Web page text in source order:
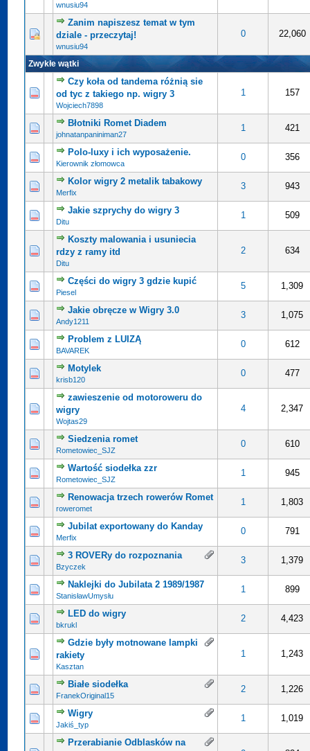
wnusiu94
Zanim napiszesz temat w tym
dziale - przeczytaj!
wnusiu94
0 22,060
3.67 na 5 gwiazdek
Zwykłe wątki
Czy koła od tandema różnią sie
od tyc z takiego np. wigry 3
Wojciech7898
1 157
5 gwiazdek
Błotniki Romet Diadem
johnatanpaniniman27
1 421
5 gwiazdek
Polo-luxy i ich wyposażenie.
Kierownik złomowca
0 356
5 gwiazdek
Kolor wigry 2 metalik tabakowy
Merfix
3 943
5 gwiazdek
Jakie szprychy do wigry 3
Ditu
1 509
5 gwiazdek
Koszty malowania i usuniecia
rdzy z ramy itd
Ditu
2 634
5 gwiazdek
Części do wigry 3 gdzie kupić
Piesel
5 1,309
5 gwiazdek
Jakie obręcze w Wigry 3.0
Andy1211
3 1,075
5 na 5 gwiazdek
Problem z LUIZĄ
BAVAREK
0 612
5 gwiazdek
Motylek
krisb120
0 477
5 gwiazdek
zawieszenie od motoroweru do
wigry
Wojtas29
4 2,347
5 gwiazdek
Siedzenia romet
Rometowiec_SJZ
0 610
5 gwiazdek
Wartość siodełka zzr
Rometowiec_SJZ
1 945
5 gwiazdek
Renowacja trzech rowerów Romet
roweromet
1 1,803
5 gwiazdek
Jubilat exportowany do Kanday
Merfix
0 791
5 gwiazdek
3 ROVERy do rozpoznania
Bzyczek
3 1,379
5 gwiazdek
Naklejki do Jubilata 2 1989/1987
StanisławUmysłu
1 899
5 gwiazdek
LED do wigry
bkrukl
2 4,423
5 gwiazdek
Gdzie były motnowane lampki
rakiety
Kasztan
1 1,243
5 gwiazdek
Białe siodełka
FranekOriginal15
2 1,226
5 gwiazdek
Wigry
Jakiś_typ
1 1,019
5 gwiazdek
Przerabianie Odblasków na